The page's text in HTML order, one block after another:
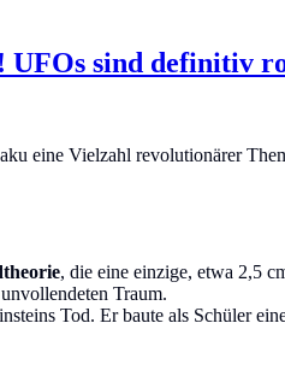
sind definitiv
eine Vielzahl revolutionärer
, die eine einzige, etwa 2,5
Traum.
Tod. Er baute als Schüler